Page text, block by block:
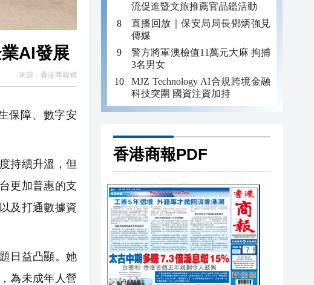
AI發展
來源： 香港商報網
保障、數字安
持續升溫，但
更加普惠的支
及打通數據資
日益凸顯。她
為未成年人營
流促進暨文旅推薦官品鑑活動
直播回放｜保安局局長鄧炳強見
傳媒
警方將軍澳檢值11萬元大麻 拘捕
3名男女
MJZ Technology AI合規跨境金融
科技突圍 國資注資加持
香港商報PDF